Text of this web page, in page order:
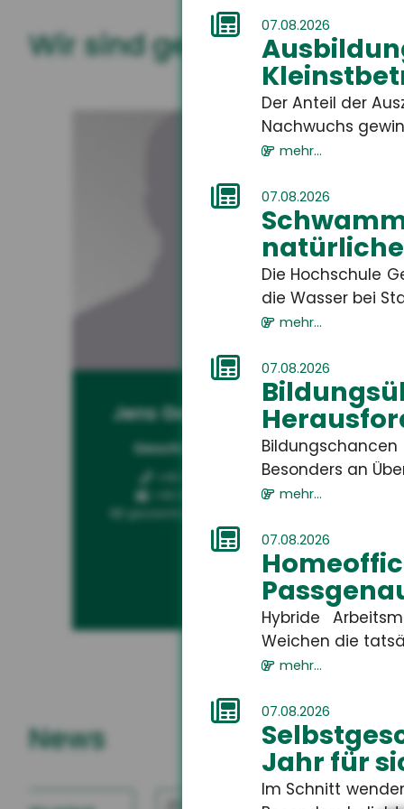
07.08.2026
Der Anteil der
Nachwuchs
mehr...
07.08.2026
Die Hochschule
die Wasser bei
mehr...
07.08.2026
Besonders an
mehr...
07.08.2026
Hybride
Weichen die
mehr...
07.08.2026
Jahr für
Im Schnitt
Wir sind gerne für Sie da
Jens Geßenhardt
Geschäftsführer
gessenhardt[at]hsh24.de
News